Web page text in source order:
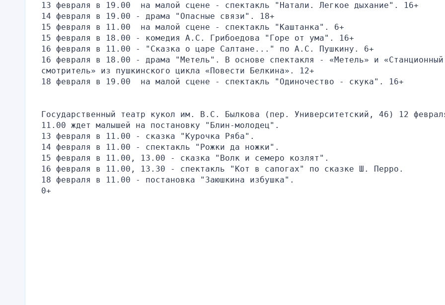
13 февраля в 19.00  на малой сцене - спектакль "Натали. Легкое дыхание". 16+
14 февраля в 19.00 - драма "Опасные связи". 18+
15 февраля в 11.00  на малой сцене - спектакль "Каштанка". 6+
15 февраля в 18.00 - комедия А.С. Грибоедова "Горе от ума". 16+
16 февраля в 11.00 - "Сказка о царе Салтане..." по А.С. Пушкину. 6+
16 февраля в 18.00 - драма "Метель". В основе спектакля - «Метель» и «Станционный
смотритель» из пушкинского цикла «Повести Белкина». 12+
18 февраля в 19.00  на малой сцене - спектакль "Одиночество - скука". 16+
Государственный театр кукол им. В.С. Былкова (пер. Университетский, 46) 12
11.00 ждет малышей на постановку "Блин-молодец".
13 февраля в 11.00 - сказка "Курочка Ряба".
14 февраля в 11.00 - спектакль "Рожки да ножки".
15 февраля в 11.00, 13.00 - сказка "Волк и семеро козлят".
16 февраля в 11.00, 13.30 - спектакль "Кот в сапогах" по сказке Ш. Перро.
18 февраля в 11.00 - постановка "Заюшкина избушка".
0+